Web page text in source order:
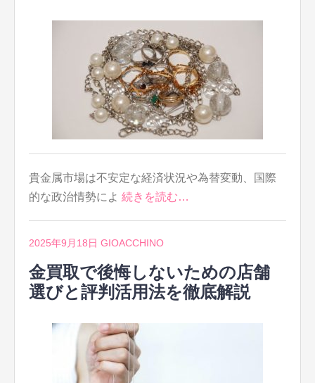
貴金属市場は不安定な経済状況や為替変動、国際
的な政治情勢によ 続きを読む…
2025年9月18日 GIOACCHINO
金買取で後悔しないための店舗
選びと評判活用法を徹底解説